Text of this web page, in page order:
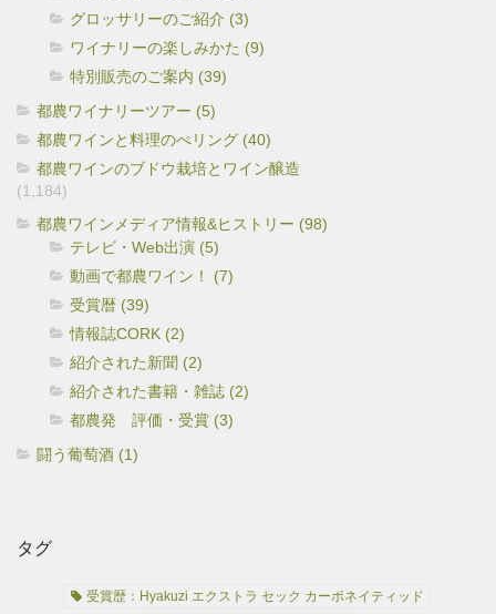
グロッサリーのご紹介 (3)
ワイナリーの楽しみかた (9)
特別販売のご案内 (39)
都農ワイナリーツアー (5)
都農ワインと料理のぺリング (40)
都農ワインのブドウ栽培とワイン醸造
(1,184)
都農ワインメディア情報&ヒストリー (98)
テレビ・Web出演 (5)
動画で都農ワイン！ (7)
受賞暦 (39)
情報誌CORK (2)
紹介された新聞 (2)
紹介された書籍・雑誌 (2)
都農発 評価・受賞 (3)
闘う葡萄酒 (1)
タグ
受賞歴：Hyakuzi エクストラ セック カーボネイティッド